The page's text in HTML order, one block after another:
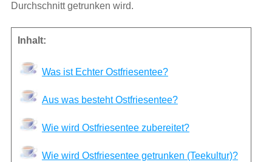
Durchschnitt getrunken wird.
Inhalt:
Was ist Echter Ostfriesentee?
Aus was besteht Ostfriesentee?
Wie wird Ostfriesentee zubereitet?
Wie wird Ostfriesentee getrunken (Teekultur)?